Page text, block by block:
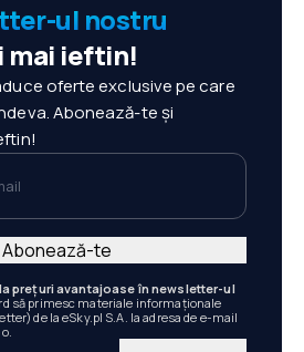
ul nostru
mai ieftin!
oferte exclusive pe care
Abonează-te și
prețuri avantajoase în newsletter-ul
să primesc materiale informaționale
de la eSky.pl S.A. la adresa de e-mail
Abonează-te